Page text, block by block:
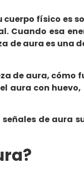
cuerpo físico
esa
de aura es una
de aura, cómo
aura con huevo,
de aura